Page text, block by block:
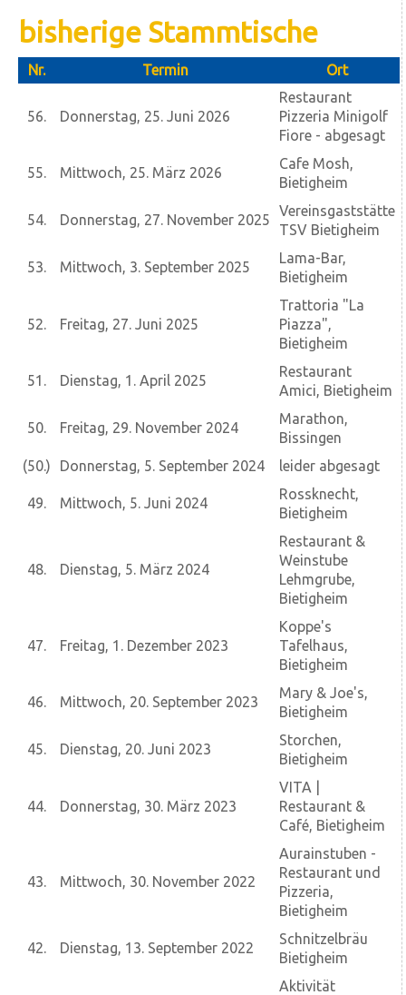
bisherige Stammtische
Nr. Termin Ort
56. Donnerstag, 25. Juni 2026
Restaurant
Pizzeria Minigolf
Fiore - abgesagt
55. Mittwoch, 25. März 2026
Cafe Mosh,
Bietigheim
54. Donnerstag, 27. November 2025
Vereinsgaststätte
TSV Bietigheim
53. Mittwoch, 3. September 2025
Lama-Bar,
Bietigheim
52. Freitag, 27. Juni 2025
Trattoria "La
Piazza",
Bietigheim
51. Dienstag, 1. April 2025
Restaurant
Amici, Bietigheim
50. Freitag, 29. November 2024
Marathon,
Bissingen
(50.)
Donnerstag, 5. September 2024 leider abgesagt
49. Mittwoch, 5. Juni 2024
Rossknecht,
Bietigheim
48. Dienstag, 5. März 2024
Restaurant &
Weinstube
Lehmgrube,
Bietigheim
47. Freitag, 1. Dezember 2023
Koppe's
Tafelhaus,
Bietigheim
46. Mittwoch, 20. September 2023
Mary & Joe's,
Bietigheim
45. Dienstag, 20. Juni 2023
Storchen,
Bietigheim
44. Donnerstag, 30. März 2023
VITA |
Restaurant &
Café, Bietigheim
43. Mittwoch, 30. November 2022
Aurainstuben -
Restaurant und
Pizzeria,
Bietigheim
42. Dienstag, 13. September 2022
Schnitzelbräu
Bietigheim
Aktivität